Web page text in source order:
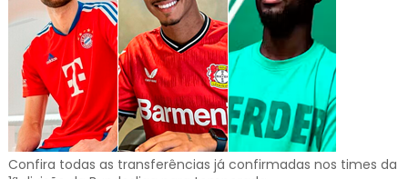
Confira todas as transferências já confirmadas nos times da